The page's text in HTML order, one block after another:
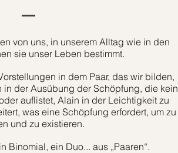
von uns, in unserem Alltag wie in den
sie unser Leben bestimmt.
in dem Paar, das wir bilden,
in der Ausübung der Schöpfung, die kein
auflistet, Alain in der Leichtigkeit zu
was eine Schöpfung erfordert, um zu
und zu existieren.
Binomial, ein Duo... aus „Paaren“.